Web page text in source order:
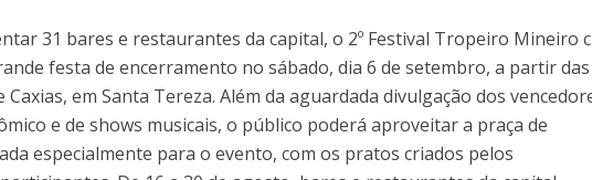
31 bares e restaurantes da capital, o 2º Festival Tropeiro Mineiro
festa de encerramento no sábado, dia 6 de setembro, a partir
Caxias, em Santa Tereza. Além da aguardada divulgação dos
e de shows musicais, o público poderá aproveitar a praça de
especialmente para o evento, com os pratos criados pelos